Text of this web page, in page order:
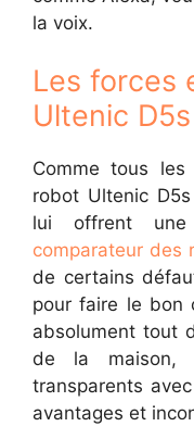
la voix.
Les forces
Ultenic
Comme tous les
robot Ultenic
lui offrent
comparateur des
de certains
pour faire le bon
absolument tout
de la
transparents
avantages et